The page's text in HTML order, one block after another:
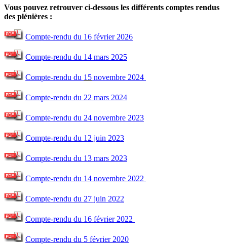
Vous pouvez retrouver ci-dessous les différents comptes rendus
des plénières :
Compte-rendu du 16 février 2026
Compte-rendu du 14 mars 2025
Compte-rendu du 15 novembre 2024
Compte-rendu du 22 mars 2024
Compte-rendu du 24 novembre 2023
Compte-rendu du 1 2 juin 2023
Compte-rendu du 13 mars 2023
Compte-rendu du 14 novembre 2022
Compte-rendu du 27 juin 2022
Compte-rendu du 16 février 2022
Compte-rendu du 5 février 2020